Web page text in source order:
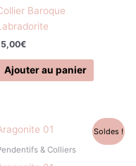
Baroque
€
Ajouter au panier
Soldes !
& Colliers
Le
initial
actuel